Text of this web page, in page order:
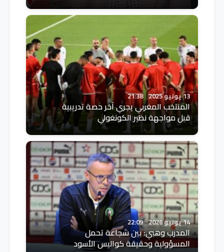
13 يونيو 2025 21:38
المنتخب المغربي يجري آخر حصة تدريبية
قبل مواجهة نظير الكونغولي
14 يونيو 2026 22:09
المدرب وهبي: بين شجاعة تحمل
المسؤولية وحقيقة كواليس الأسود